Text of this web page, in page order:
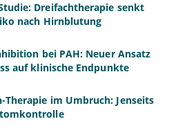
Dreifachtherapie senkt
nach Hirnblutung
bei PAH: Neuer Ansatz
auf klinische Endpunkte
Therapie im Umbruch: Jenseits